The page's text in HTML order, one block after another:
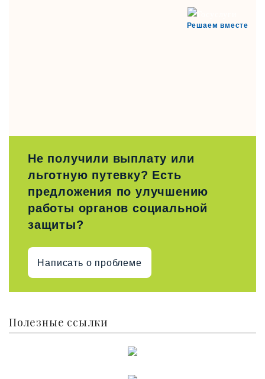
Решаем вместе
Не получили выплату или
льготную путевку? Есть
предложения по улучшению
работы органов социальной
защиты?
Написать о проблеме
Полезные ссылки